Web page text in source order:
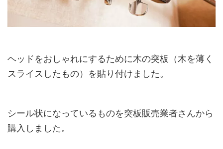
ヘッドをおしゃれにするために木の突板（木を薄く
スライスしたもの）を貼り付けました。
シール状になっているものを突板販売業者さんから
購入しました。